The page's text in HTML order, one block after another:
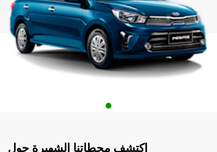
اكتشف محطاتنا الشهيرة حول